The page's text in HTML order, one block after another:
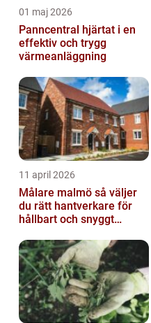
01 maj 2026
Panncentral hjärtat i en
effektiv och trygg
värmeanläggning
11 april 2026
Målare malmö så väljer
du rätt hantverkare för
hållbart och snyggt